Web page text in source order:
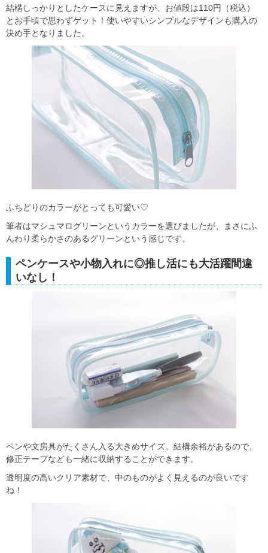
結構しっかりとしたケースに見えますが、お値段は110円（税込）
とお手頃で思わずゲット！使いやすいシンプルなデザインも購入の
決め手となりました。
ふちどりのカラーがとっても可愛い♡
筆者はマシュマログリーンというカラーを選びましたが、まさにふ
んわり柔らかさのあるグリーンという感じです。
ペンケースや小物入れに◎推し活にも大活躍間違
いなし！
ペンや文房具がたくさん入る大きめサイズ。結構余裕があるので、
修正テープなども一緒に収納することができます。
透明度の高いクリア素材で、中のものがよく見えるのが良いです
ね！